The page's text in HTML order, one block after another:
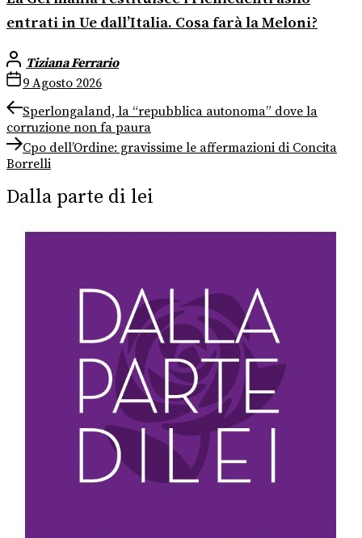
entrati in Ue dall’Italia. Cosa farà la Meloni?
Tiziana Ferrario
9 Agosto 2026
Navigazione
articoli
Previous
post:
Sperlongaland, la “repubblica autonoma” dove la
corruzione non fa paura
Next
post:
Cpo dell’Ordine: gravissime le affermazioni di Concita
Borrelli
Dalla parte di lei